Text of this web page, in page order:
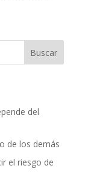
Buscar
del
de los demás
el riesgo de